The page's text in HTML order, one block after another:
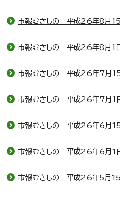
市報むさしの 平成26年8月
市報むさしの 平成26年8月
市報むさしの 平成26年7月
市報むさしの 平成26年7月
市報むさしの 平成26年6月
市報むさしの 平成26年6月
市報むさしの 平成26年5月